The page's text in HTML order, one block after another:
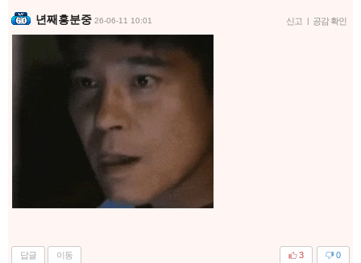
년째흥분중 26-06-11 10:01 신고 | 공감 확인
답글 이동 0
3